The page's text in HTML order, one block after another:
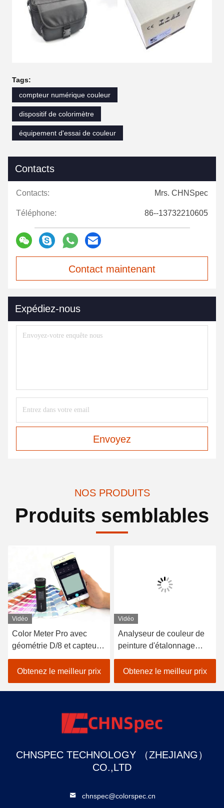
Tags:
compteur numérique couleur
dispositif de colorimètre
équipement d'essai de couleur
Contacts
Contacts: Mrs. CHNSpec
Téléphone: 86--13732210605
Contact maintenant
Expédiez-nous
Envoyez
NOS PRODUITS
Produits semblables
Vidéo
Color Meter Pro avec
géométrie D/8 et capteur
spectrale pour une
mesure plus précise
Obtenez le meilleur prix
Vidéo
Analyseur de couleur de
peinture d'étalonnage
automatique de
colorimètre de précision
D/8 SCI LED Delta E
Obtenez le meilleur prix
CHNSPEC TECHNOLOGY （ZHEJIANG）
CO.,LTD
chnspec@colorspec.cn